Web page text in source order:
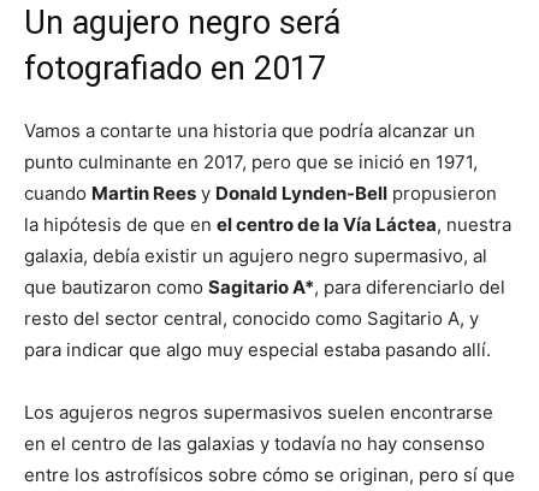
Un agujero negro será
fotografiado en 2017
Vamos a contarte una historia que podría alcanzar un
punto culminante en 2017, pero que se inició en 1971,
cuando Martin Rees y Donald Lynden-Bell propusieron
la hipótesis de que en el centro de la Vía Láctea, nuestra
galaxia, debía existir un agujero negro supermasivo, al
que bautizaron como Sagitario A*, para diferenciarlo del
resto del sector central, conocido como Sagitario A, y
para indicar que algo muy especial estaba pasando allí.
Los agujeros negros supermasivos suelen encontrarse
en el centro de las galaxias y todavía no hay consenso
entre los astrofísicos sobre cómo se originan, pero sí que